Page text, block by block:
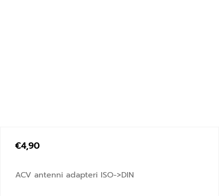
€4,90
ACV antenni adapteri ISO->DIN